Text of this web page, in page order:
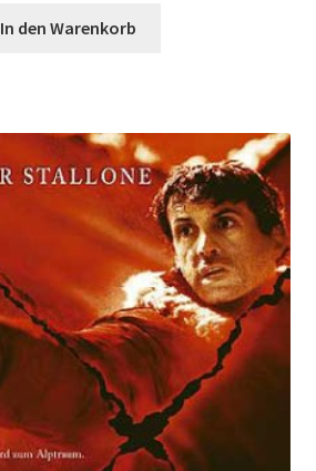
In den Warenkorb